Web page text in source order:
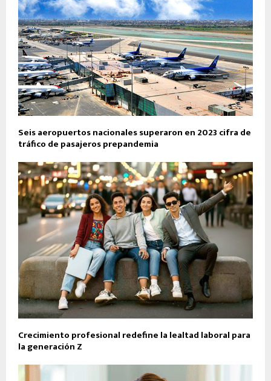
Seis aeropuertos nacionales superaron en 2023 cifra de
tráfico de pasajeros prepandemia
Crecimiento profesional redefine la lealtad laboral para
la generación Z